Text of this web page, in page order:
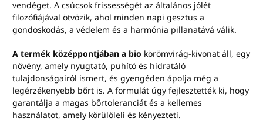
vendéget. A csúcsok frissességét az általános jólét
filozófiájával ötvözik, ahol minden napi gesztus a
gondoskodás, a védelem és a harmónia pillanatává válik.
A termék középpontjában a bio körömvirág-kivonat áll, egy
növény, amely nyugtató, puhító és hidratáló
tulajdonságairól ismert, és gyengéden ápolja még a
legérzékenyebb bőrt is. A formulát úgy fejlesztették ki, hogy
garantálja a magas bőrtoleranciát és a kellemes
használatot, amely körülöleli és kényezteti.